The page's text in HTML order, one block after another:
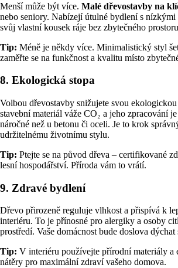
Menší může být více. Malé dřevostavby na
nebo seniory. Nabízejí útulné bydlení s
svůj vlastní kousek ráje bez zbytečného
Tip: Méně je někdy více. Minimalistický styl
zaměřte se na funkčnost a kvalitu místo
8. Ekologická stopa
Volbou dřevostavby snižujete svou
stavební materiál váže CO₂ a jeho zpracování
náročné než u betonu či oceli. Je to krok
udržitelnému životnímu stylu.
Tip: Ptejte se na původ dřeva – certifikované
lesní hospodářství. Příroda vám to vrátí.
9. Zdravé bydlení
Dřevo přirozeně reguluje vlhkost a přispívá k
interiéru. To je přínosné pro alergiky a osoby
prostředí. Vaše domácnost bude doslova dýchat
Tip: V interiéru používejte přírodní materiály a
nátěry pro maximální zdraví vašeho domova.